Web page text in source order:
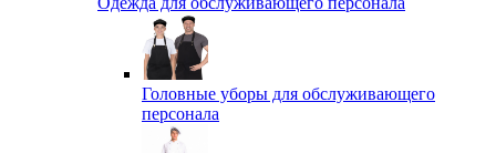
Головные уборы для обслуживающего
персонала